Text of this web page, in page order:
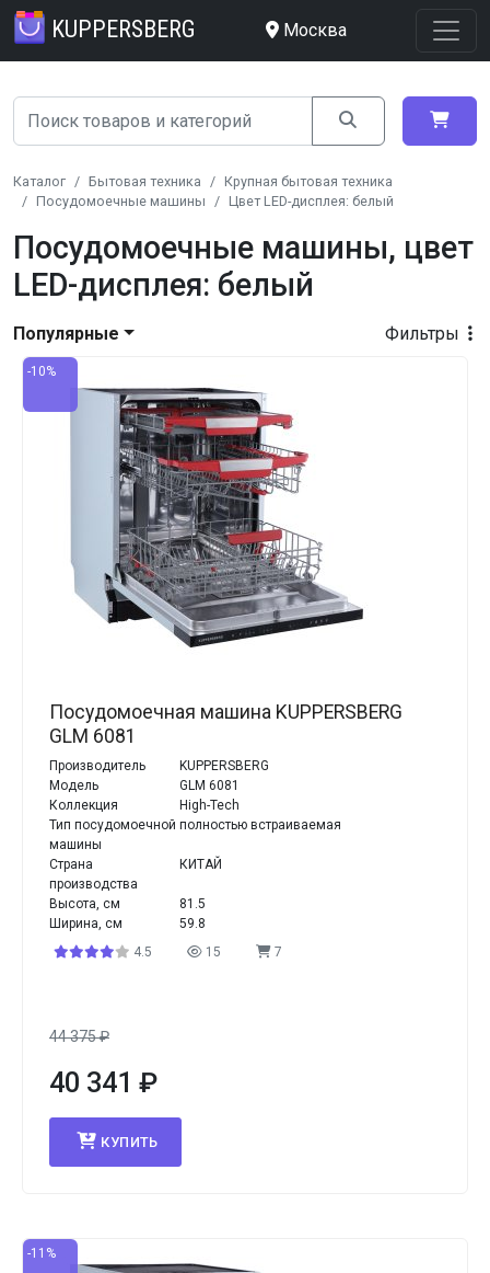
KUPPERSBERG Москва
Каталог Бытовая техника
Крупная бытовая техника
Посудомоечные машины
Цвет LED-дисплея: белый
Посудомоечные машины, цвет
LED-дисплея: белый
Фильтры
Популярные
-10%
Посудомоечная машина KUPPERSBERG
GLM 6081
Производитель
KUPPERSBERG
Модель
GLM 6081
Коллекция
High-Tech
Тип посудомоечной
машины
полностью встраиваемая
Страна
производства
КИТАЙ
Высота, см
81.5
Ширина, см
59.8
4.5
15 7
44 375₽
40 341 ₽
КУПИТЬ
-11%